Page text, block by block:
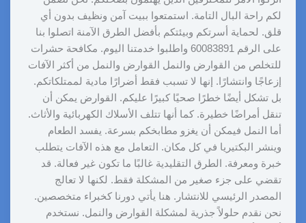
لكم راحة البال التامة. استمتعوا ببيت آمن ونظيف بدون أي
قلق. لحماية أسرتكم وبيئتكم بأفضل الطرق الآمنة اتصلوا بنا
على الرقم 60083891 واطلبوا خدمتنا اليوم. مكافحة حشرات
للتخلص من القوارض والنمل القوارض والنمل من أكثر الآفات
إزعاجًا وانتشارًا. إنها لا تسبب فقط أضرارًا مادية لممتلكاتكم.
بل تشكل أيضًا خطرًا صحيًا كبيرًا عليكم. القوارض يمكن أن
تنقل أمراضًا خطيرة. كما أنها تتلف الأسلاك الكهربائية والأثاث.
أما النمل فيمكن أن يغزو مطابخكم بسرعة. يفسد الطعام
وينشر البكتيريا في كل مكان. التعامل مع هذه الآفات يتطلب
خبرة ومعرفة. الطرق التقليدية غالبًا ما تكون غير فعالة. قد
تقضي على جزء صغير من المشكلة فقط. لكنها لا تعالج
المصدر الرئيسي للانتشار. هنا يأتي دورنا كخبراء متخصصين.
نحن نقدم حلولاً جذرية لمشكلة القوارض والنمل. نستخدم